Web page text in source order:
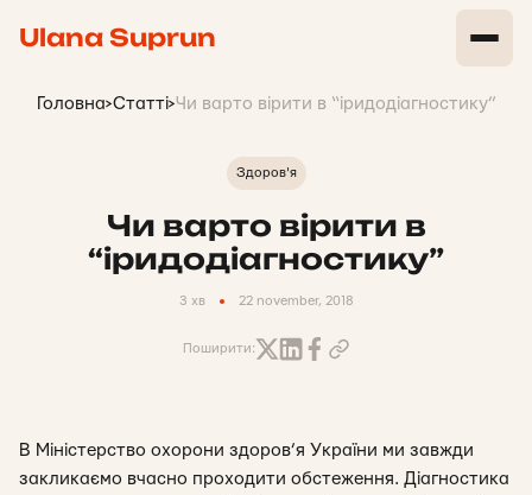
Ulana Suprun
Головна>Статті>Чи варто вірити в “іридодіагностику”
Здоров'я
Чи варто вірити в
“іридодіагностику”
3 хв 22 november, 2018
Поширити:
В Міністерство охорони здоров’я України ми завжди
закликаємо вчасно проходити обстеження. Діагностика